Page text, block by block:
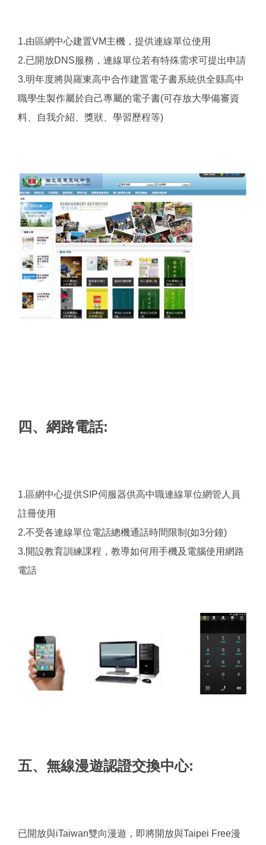
1.由區網中心建置VM主機，提供連線單位使用
2.已開放DNS服務，連線單位若有特殊需求可提出申請
3.明年度將與羅東高中合作建置電子書系統供全縣高中
職學生製作屬於自己專屬的電子書(可存放大學備審資
料、自我介紹、獎狀、學習歷程等)
四、網路電話:
1.區網中心提供SIP伺服器供高中職連線單位網管人員
註冊使用
2.不受各連線單位電話總機通話時間限制(如3分鐘)
3.開設教育訓練課程，教導如何用手機及電腦使用網路
電話
五、無線漫遊認證交換中心:
已開放與iTaiwan雙向漫遊，即將開放與Taipei Free漫